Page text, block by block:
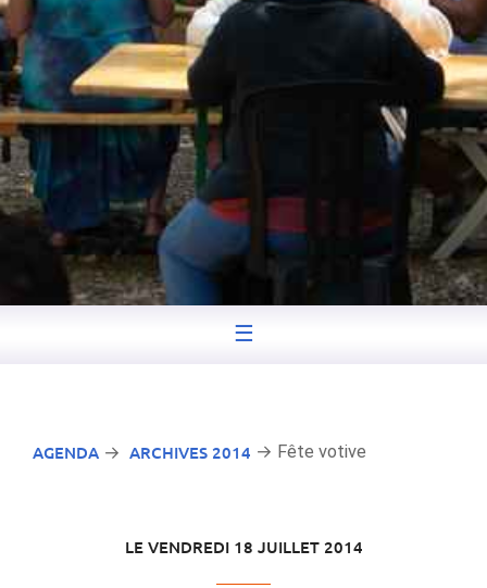
☰
AGENDA → ARCHIVES 2014 → Fête votive
LE VENDREDI 18 JUILLET 2014